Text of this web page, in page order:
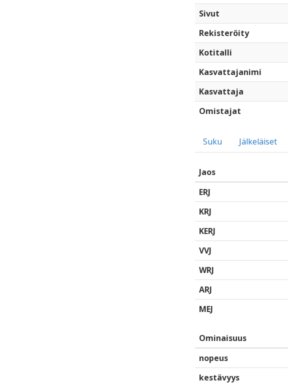
Sivut
Rekisteröity
Kotitalli
Kasvattajanimi
Kasvattaja
Omistajat
Suku Jälkeläiset
Jaos
ERJ
KRJ
KERJ
VVJ
WRJ
ARJ
MEJ
Ominaisuus
nopeus
kestävyys